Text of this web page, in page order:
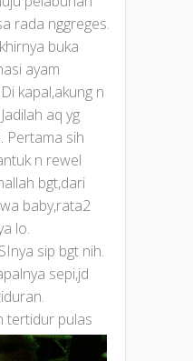
rada nggreges.
buka
ayam
kapal,akung n
aq yg
Pertama sih
n rewel
bgt,dari
baby,rata2
lo.
sip bgt nih.
sepi,jd
tertidur pulas